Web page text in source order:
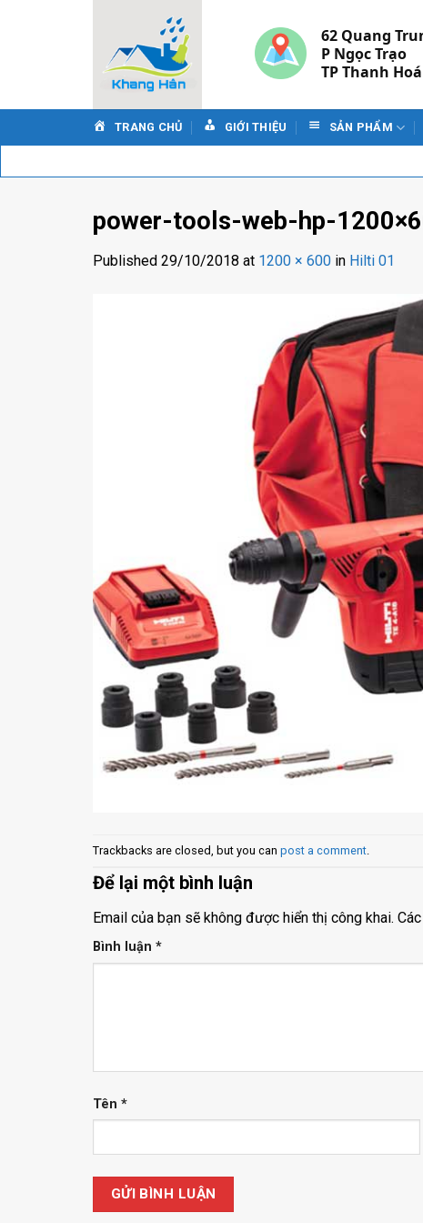
62 Quang
P Ngọc Trạo
TP Thanh Hoá
TRANG CHỦ GIỚI THIỆU SẢN PHẨM
power-tools-web-hp-
Published 29/10/2018 at 1200 × 600 in Hilti 01
Trackbacks are closed, but you can post a comment
Để lại một bình luận
Email của bạn sẽ không được hiển thị công khai.
Bình luận *
Tên *